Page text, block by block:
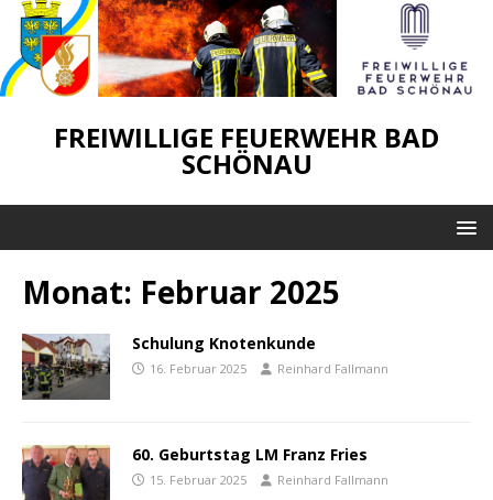
FREIWILLIGE FEUERWEHR BAD
SCHÖNAU
Monat: Februar 2025
Schulung Knotenkunde
16. Februar 2025 Reinhard Fallmann
60. Geburtstag LM Franz Fries
15. Februar 2025 Reinhard Fallmann